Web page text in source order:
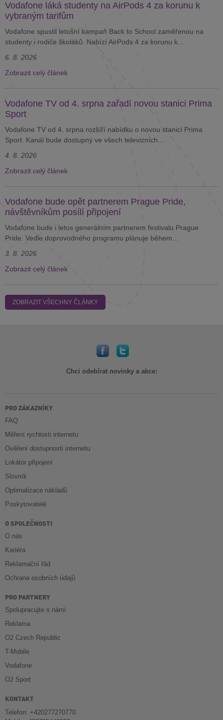
Vodafone láká studenty na AirPods 4 za korunu k
vybraným tarifům
Vodafone spustil letošní kampaň Back to School zaměřenou na
studenty i rodiče školáků. Nabízí AirPods 4 za korunu k...
6. 8. 2026
Zobrazit celý článek
Vodafone TV od 4. srpna zařadí novou stanici Prima
Sport
Vodafone TV od 4. srpna rozšíří nabídku o novou stanici Prima
Sport. Kanál bude dostupný ve všech televizních...
4. 8. 2026
Zobrazit celý článek
Vodafone bude opět partnerem Prague Pride,
návštěvníkům posílí připojení
Vodafone bude i letos generálním partnerem festivalu Prague
Pride. Vedle doprovodného programu plánuje během...
3. 8. 2026
Zobrazit celý článek
ZOBRAZIT VŠECHNY ČLÁNKY
Chci odebírat novinky a akce:
PRO ZÁKAZNÍKY
FAQ
Měření rychlosti internetu
Ověření dostupnosti internetu
Lokátor připojení
Slovník
Optimalizace nákladů
Poskytovatelé
O SPOLEČNOSTI
O nás
Kariéra
Reklamační řád
Ochrana osobních údajů
PRO PARTNERY
Spolupracujte s námi
Reklama
O2 Czech Republic
T-Mobile
Vodafone
O2 Sport
KONTAKT
Telefon: +420277270770